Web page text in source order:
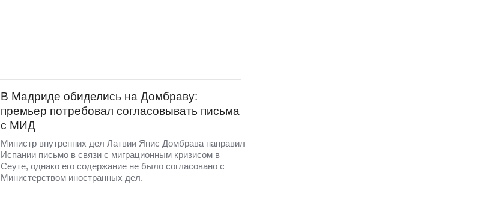
В Мадриде обиделись на Домбраву:
премьер потребовал согласовывать письма
с МИД
Министр внутренних дел Латвии Янис Домбрава направил
Испании письмо в связи с миграционным кризисом в
Сеуте, однако его содержание не было согласовано с
Министерством иностранных дел.